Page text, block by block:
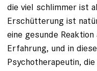
die viel schlimmer ist
Erschütterung ist
eine gesunde
Erfahrung, und in
Psycho­therapeutin,